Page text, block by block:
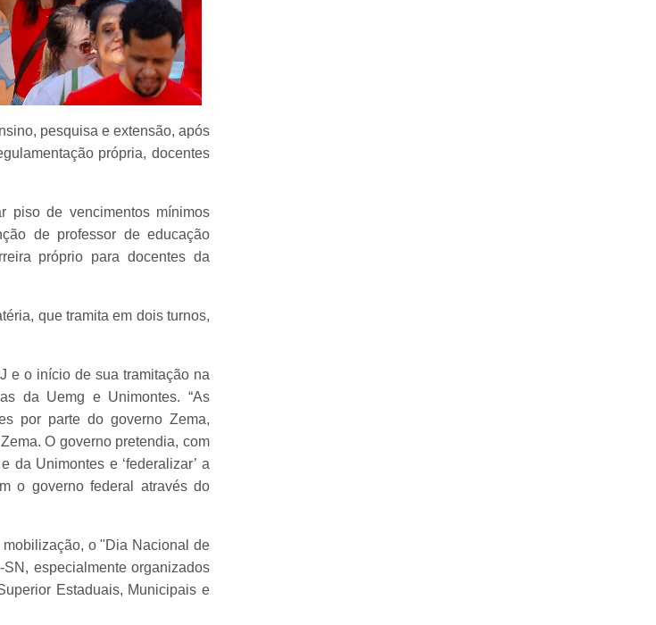
pesquisa e extensão, após
própria, docentes
piso de vencimentos mínimos
de professor de educação
próprio para docentes da
que tramita em dois turnos,
e o início de sua tramitação na
da Uemg e Unimontes. “As
por parte do governo Zema,
O governo pretendia, com
Unimontes e ‘federalizar’ a
o governo federal através do
o "Dia Nacional de
especialmente organizados
Estaduais, Municipais e